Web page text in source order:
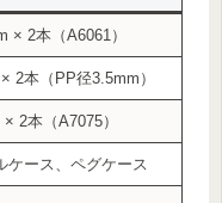
× 2本（A6061）
2本（PP径3.5mm）
2本（A7075）
ケース、ペグケース